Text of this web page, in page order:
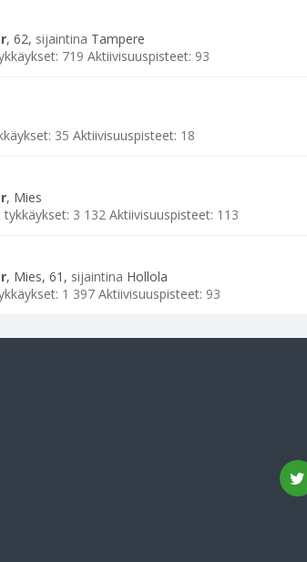
, 62, sijaintina Tampere
719 Aktiivisuuspisteet: 93
35 Aktiivisuuspisteet: 18
, Mies
tykkäykset: 3 132 Aktiivisuuspisteet: 113
, Mies, 61, sijaintina Hollola
1 397 Aktiivisuuspisteet: 93